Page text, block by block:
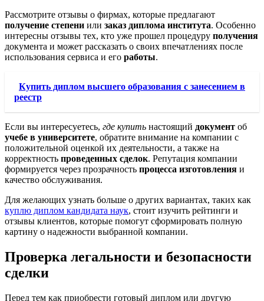
Рассмотрите отзывы о фирмах, которые предлагают
получение степени или заказ диплома института. Особенно
интересны отзывы тех, кто уже прошел процедуру получения
документа и может рассказать о своих впечатлениях после
использования сервиса и его работы.
Купить диплом высшего образования с занесением в
реестр
Если вы интересуетесь, где купить настоящий документ об
учебе в университете, обратите внимание на компании с
положительной оценкой их деятельности, а также на
корректность проведенных сделок. Репутация компании
формируется через прозрачность процесса изготовления и
качество обслуживания.
Для желающих узнать больше о других вариантах, таких как
куплю диплом кандидата наук, стоит изучить рейтинги и
отзывы клиентов, которые помогут сформировать полную
картину о надежности выбранной компании.
Проверка легальности и безопасности
сделки
Перед тем как приобрести готовый диплом или другую